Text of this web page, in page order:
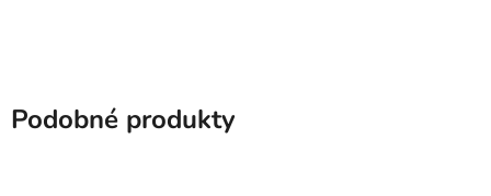
Podobné produkty